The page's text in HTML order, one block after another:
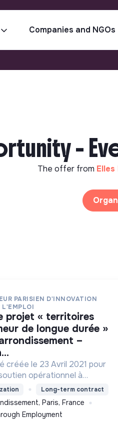
Companies and NGOs
-
The offer from
PARISIEN D'INNOVATION
L'EMPLOI
de longue durée »
–
créée le 23 Avril 2021 pour
opérationnel à
l’expérimentation
Chômeur de Longue
Long-term contract
Paris, France
Employment